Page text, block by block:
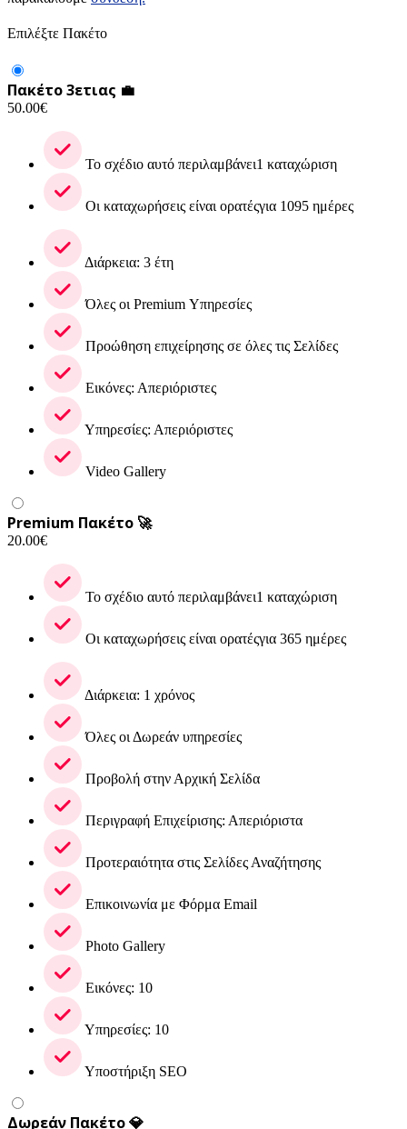
Επιλέξτε Πακέτο
Πακέτο 3ετιας 💼
50.00€
Το σχέδιο αυτό περιλαμβάνει1 καταχώριση
Οι καταχωρήσεις είναι ορατέςγια 1095 ημέρες
Διάρκεια: 3 έτη
Όλες οι Premium Υπηρεσίες
Προώθηση επιχείρησης σε όλες τις Σελίδες
Εικόνες: Απεριόριστες
Υπηρεσίες: Απεριόριστες
Video Gallery
Premium Πακέτο 🚀
20.00€
Το σχέδιο αυτό περιλαμβάνει1 καταχώριση
Οι καταχωρήσεις είναι ορατέςγια 365 ημέρες
Διάρκεια: 1 χρόνος
Όλες οι Δωρεάν υπηρεσίες
Προβολή στην Αρχική Σελίδα
Περιγραφή Επιχείρισης: Απεριόριστα
Προτεραιότητα στις Σελίδες Αναζήτησης
Επικοινωνία με Φόρμα Email
Photo Gallery
Εικόνες: 10
Υπηρεσίες: 10
Υποστήριξη SEO
Δωρεάν Πακέτο 💎